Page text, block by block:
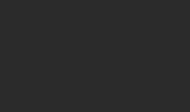
ein andere verfügbare